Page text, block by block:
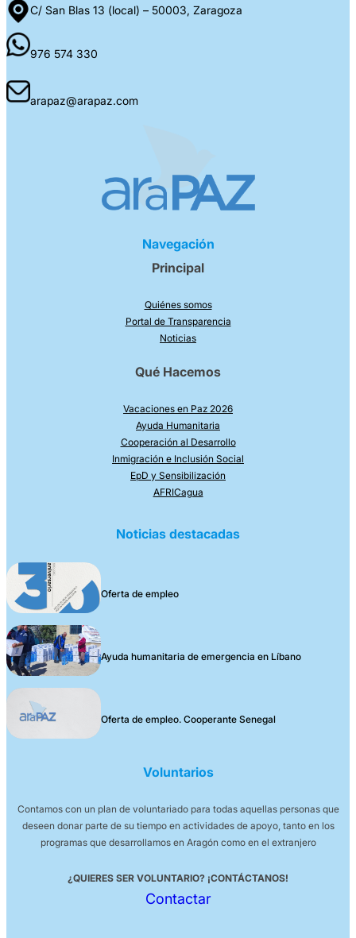
C/ San Blas 13 (local) – 50003, Zaragoza
976 574 330
arapaz@arapaz.com
Navegación
Principal
Quiénes somos
Portal de Transparencia
Noticias
Qué Hacemos
Vacaciones en Paz 2026
Ayuda Humanitaria
Cooperación al Desarrollo
Inmigración e Inclusión Social
EpD y Sensibilización
AFRICagua
Noticias destacadas
Oferta de empleo
Ayuda humanitaria de emergencia en Líbano
Oferta de empleo. Cooperante Senegal
Voluntarios
Contamos con un plan de voluntariado para todas aquellas personas que
deseen donar parte de su tiempo en actividades de apoyo, tanto en los
programas que desarrollamos en Aragón como en el extranjero
¿QUIERES SER VOLUNTARIO? ¡CONTÁCTANOS!
Contactar